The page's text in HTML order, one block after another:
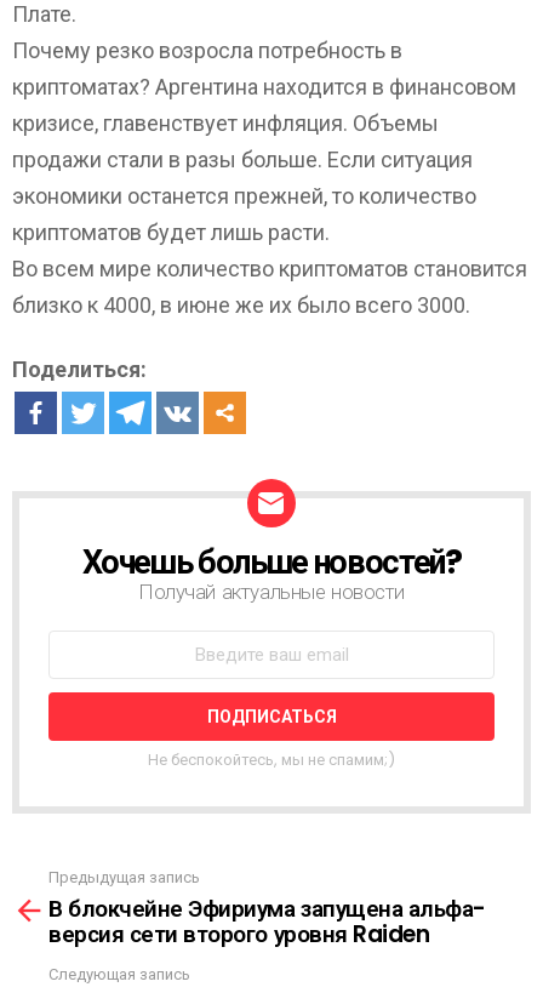
Плате.
Почему резко возросла потребность в
криптоматах? Аргентина находится в финансовом
кризисе, главенствует инфляция. Объемы
продажи стали в разы больше. Если ситуация
экономики останется прежней, то количество
криптоматов будет лишь расти.
Во всем мире количество криптоматов становится
близко к 4000, в июне же их было всего 3000.
Поделиться:
О
Т
Н
А
Ы
Л
К
А
Хочешь больше новостей?
Получай актуальные новости
Не беспокойтесь, мы не спамим;)
м
Предыдущая запись
В блокчейне Эфириума запущена альфа-
версия сети второго уровня Raiden
Следующая запись